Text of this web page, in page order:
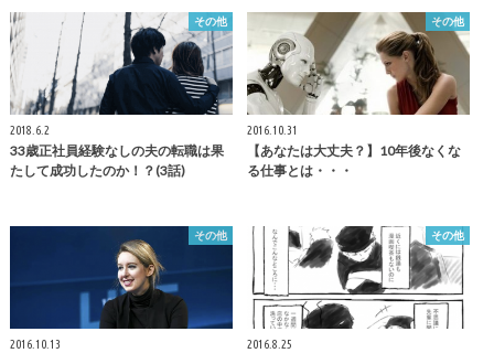
その他
2018.6.2
33歳正社員経験なしの夫の転職は果
たして成功したのか！？(3話)
その他
2016.10.31
【あなたは大丈夫？】10年後なくな
る仕事とは・・・
その他
2016.10.13
その他
2016.8.25